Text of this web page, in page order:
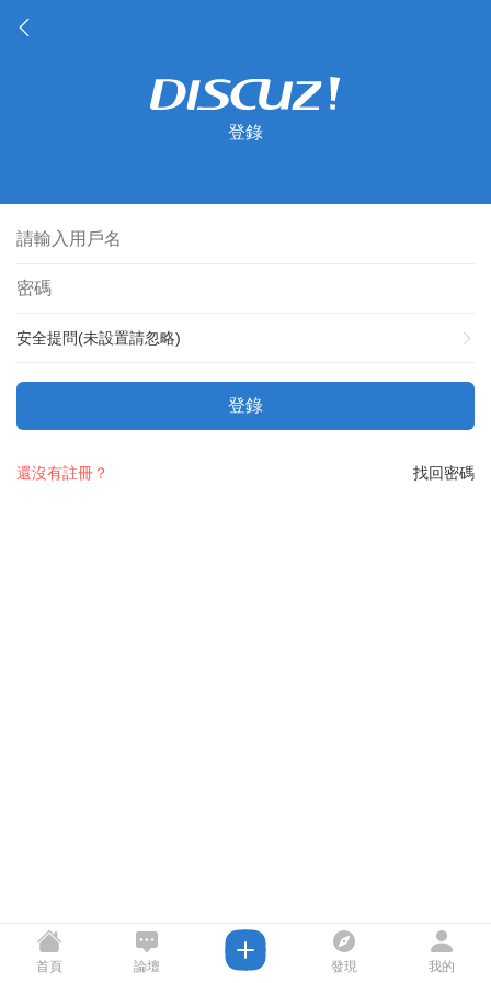
登錄
安全提問(未設置請忽略)
登錄
找回密碼
還沒有註冊？
首頁 論壇 發現 我的